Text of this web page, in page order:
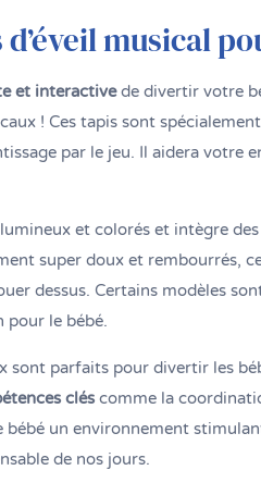
musical
et interactivede divertir votre
! Ces tapis sont
par le jeu. Il aidera votre
et colorés et intègre
super doux et rembourrés,
dessus. Certains modèles
pour le bébé.
sont parfaits pour divertir les
cléscomme la
un environnement
de nos jours.